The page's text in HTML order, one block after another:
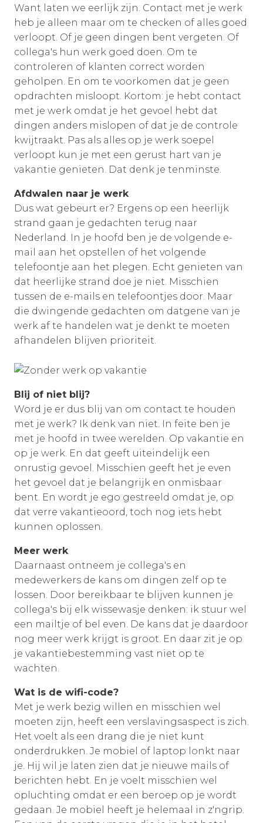
Want laten we eerlijk zijn. Contact met je werk
heb je alleen maar om te checken of alles goed
verloopt. Of je geen dingen bent vergeten. Of
collega's hun werk goed doen. Om te
controleren of klanten correct worden
geholpen. En om te voorkomen dat je geen
opdrachten misloopt. Kortom: je hebt contact
met je werk omdat je het gevoel hebt dat
dingen anders mislopen of dat je de controle
kwijtraakt. Pas als alles op je werk soepel
verloopt kun je met een gerust hart van je
vakantie genieten. Dat denk je tenminste.
Afdwalen naar je werk
Dus wat gebeurt er? Ergens op een heerlijk
strand gaan je gedachten terug naar
Nederland. In je hoofd ben je de volgende e-
mail aan het opstellen of het volgende
telefoontje aan het plegen. Echt genieten van
dat heerlijke strand doe je niet. Misschien
tussen de e-mails en telefoontjes door. Maar
die dwingende gedachten om datgene van je
werk af te handelen wat je denkt te moeten
afhandelen blijven prioriteit.
Blij of niet blij?
Word je er dus blij van om contact te houden
met je werk? Ik denk van niet. In feite ben je
met je hoofd in twee werelden. Op vakantie en
op je werk. En dat geeft uiteindelijk een
onrustig gevoel. Misschien geeft het je even
het gevoel dat je belangrijk en onmisbaar
bent. En wordt je ego gestreeld omdat je, op
dat verre vakantieoord, toch nog iets hebt
kunnen oplossen.
Meer werk
Daarnaast ontneem je collega's en
medewerkers de kans om dingen zelf op te
lossen. Door bereikbaar te blijven kunnen je
collega's bij elk wissewasje denken: ik stuur wel
een mailtje of bel even. De kans dat je daardoor
nog meer werk krijgt is groot. En daar zit je op
je vakantiebestemming vast niet op te
wachten.
Wat is de wifi-code?
Met je werk bezig willen en misschien wel
moeten zijn, heeft een verslavingsaspect is zich.
Het voelt als een drang die je niet kunt
onderdrukken. Je mobiel of laptop lonkt naar
je. Hij wil je laten zien dat je nieuwe mails of
berichten hebt. En je voelt misschien wel
opluchting omdat er een beroep op je wordt
gedaan. Je mobiel heeft je helemaal in z'ngrip.